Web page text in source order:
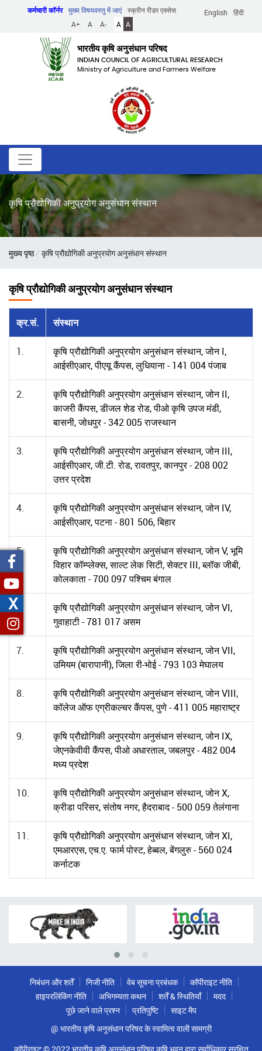
English हिंदी
कर्मचारी कॉर्नर मुख्य विषयवस्तु में जाएं
स्क्रीन रीडर एक्सेस
A+
A A- A A
भारतीय कृषि अनुसंधान परिषद
INDIAN COUNCIL OF AGRICULTURAL RESEARCH
Ministry of Agriculture and Farmers Welfare
कृषि प्रौद्योगिकी अनुप्रयोग अनुसंधान संस्थान
पग
मुख्य पृष्ठ कृषि प्रौद्योगिकी अनुप्रयोग अनुसंधान संस्थान
कृषि प्रौद्योगिकी अनुप्रयोग अनुसंधान संस्थान
क्र.सं. संस्थान
1.
कृषि प्रौद्योगिकी अनुप्रयोग अनुसंधान संस्थान, जोन I,
आईसीएआर, पीएयू कैंपस, लुधियाना - 141 004 पंजाब
2.
कृषि प्रौद्योगिकी अनुप्रयोग अनुसंधान संस्थान, जोन II,
काजरी कैंपस, डीजल शेड रोड, पीओ कृषि उपज मंडी,
बासनी, जोधपुर - 342 005 राजस्थान
3.
कृषि प्रौद्योगिकी अनुप्रयोग अनुसंधान संस्थान, जोन III,
आईसीएआर, जी.टी. रोड, रावतपुर, कानपुर - 208 002
उत्तर प्रदेश
4.
कृषि प्रौद्योगिकी अनुप्रयोग अनुसंधान संस्थान, जोन IV,
आईसीएआर, पटना - 801 506, बिहार
5.
कृषि प्रौद्योगिकी अनुप्रयोग अनुसंधान संस्थान, जोन V, भूमि
विहार कॉम्प्लेक्स, साल्ट लेक सिटी, सेक्टर III, ब्लॉक जीबी,
कोलकाता - 700 097 पश्चिम बंगाल
6.
कृषि प्रौद्योगिकी अनुप्रयोग अनुसंधान संस्थान, जोन VI,
गुवाहाटी - 781 017 असम
7.
कृषि प्रौद्योगिकी अनुप्रयोग अनुसंधान संस्थान, जोन VII,
उमियम (बारापानी), जिला री-भोई - 793 103 मेघालय
8.
कृषि प्रौद्योगिकी अनुप्रयोग अनुसंधान संस्थान, जोन VIII,
कॉलेज ऑफ एग्रीकल्चर कैंपस, पुणे - 411 005 महाराष्ट्र
9.
कृषि प्रौद्योगिकी अनुप्रयोग अनुसंधान संस्थान, जोन IX,
जेएनकेवीवी कैंपस, पीओ अधारताल, जबलपुर - 482 004
मध्य प्रदेश
10.
कृषि प्रौद्योगिकी अनुप्रयोग अनुसंधान संस्थान, जोन X,
क्रीडा परिसर, संतोष नगर, हैदराबाद - 500 059 तेलंगाना
11.
कृषि प्रौद्योगिकी अनुप्रयोग अनुसंधान संस्थान, जोन XI,
एमआरएस, एच.ए. फार्म पोस्ट, हेब्बल, बेंगलुरु - 560 024
कर्नाटक
निबंधन और शर्तें निजी नीति वेब सूचना प्रबंधक
कॉपीराइट नीति
हाइपरलिंकिंग नीति
अभिगम्यता कथन शर्तें & स्थितियाँ
मदद
पूछे जाने वाले प्रश्न
प्रतिपुष्टि
साइट मैप
@ भारतीय कृषि अनुसंधान परिषद के स्वामित्व वाली सामग्री
X